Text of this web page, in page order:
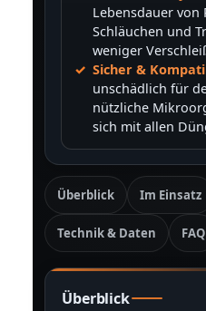
Lebensdauer von
Schläuchen und
weniger
Sicher &
unschädlich für
nützliche
sich mit allen
Überblick Im Einsatz
Technik & Daten FAQ
Überblick